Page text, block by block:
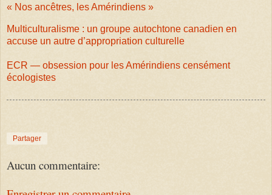
« Nos ancêtres, les Amérindiens »
Multiculturalisme : un groupe autochtone canadien en
accuse un autre d’appropriation culturelle
ECR — obsession pour les Amérindiens censément
écologistes
Partager
Aucun commentaire: